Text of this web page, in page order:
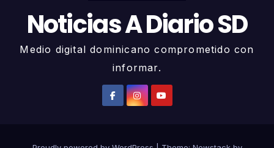
Noticias A Diario SD
Medio digital dominicano comprometido con
informar.